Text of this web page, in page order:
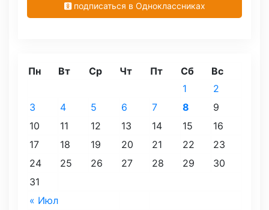
подписаться в Одноклассниках
Пн Вт Ср Чт Пт Сб Вс
« Июл
1
2
3
4 5 6 7 8
9
10
11 12 13 14 15
16
17
18 19 20 21 22
23
24
25 26 27 28 29
30
31